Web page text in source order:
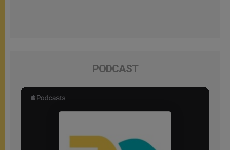
PODCAST